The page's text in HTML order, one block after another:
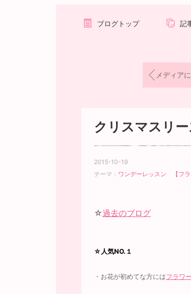
ブログトップ 記
メディアに取り
クリスマスリ
2015-10-19
テーマ： ワンデーレッスン 【フラ
☆過去のブログ
☆人気NO.１
・お花が初めてな方にはフラワ